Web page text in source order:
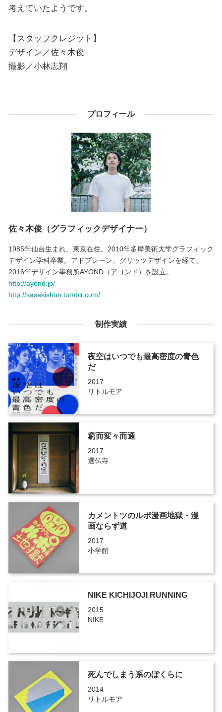
考えていたようです。
【スタッフクレジット】
デザイン／佐々木俊
撮影／小林志翔
プロフィール
佐々木俊（グラフィックデザイナー）
1985年仙台生まれ、東京在住。2010年多摩美術大学グラフィック
デザイン学科卒業。アドブレーン、グリッツデザインを経て、
2016年デザイン事務所AYOND（アヨンド）を設立。
http://ayond.jp/
http://sasakishun.tumblr.com/
制作実績
夜空はいつでも最高密度の青色
だ
2017
リトルモア
窮而変々而通
2017
選仏寺
カメントツのルポ漫画地獄・漫
画ならず道
2017
小学館
NIKE KICHIJOJI RUNNING
2015
NIKE
死んでしまう系のぼくらに
2014
リトルモア